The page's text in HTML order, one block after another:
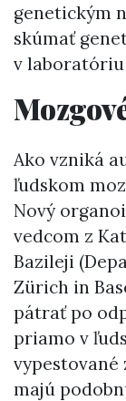
genetickým
skúmať
v
Ako vzniká
ľudskom
Nový
vedcom z
Bazileji
Zürich in
pátrať po
priamo v
majú